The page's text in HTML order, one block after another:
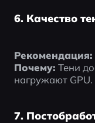
6. Качество
Рекомендация:
Почему: Тени
нагружают GPU.
7.